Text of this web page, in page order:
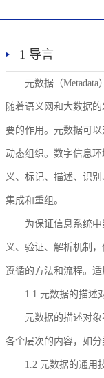
1 导言
元数据（
随着语义网和大数据
要的作用。元数据可
动态组织。数字信息
义、标记、描述、识
集成和重组。
为保证信息系统
义、验证、解析机制
遵循的方法和流程。
1.1 元数据的描述
元数据的描述对
各个层次的内容，如
1.2 元数据的通用